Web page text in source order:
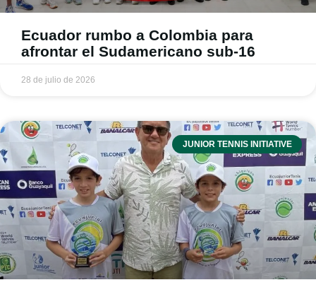
Ecuador rumbo a Colombia para
afrontar el Sudamericano sub-16
28 de julio de 2026
JUNIOR TENNIS INITIATIVE